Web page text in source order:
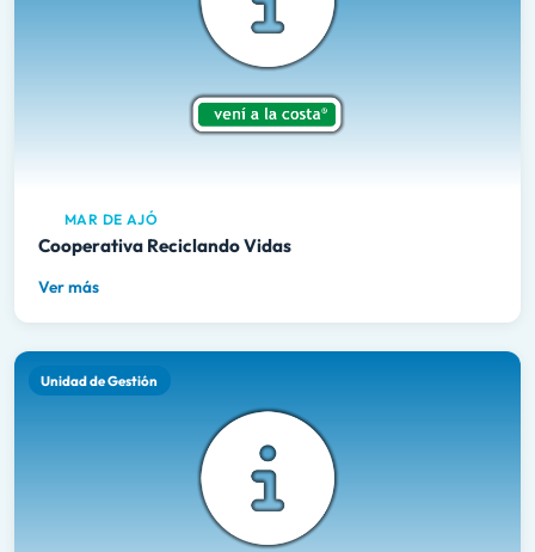
MAR DE AJÓ
Cooperativa Reciclando Vidas
Ver más
Unidad de Gestión